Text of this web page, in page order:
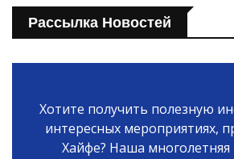
Рассылка Новостей
Хотите получить полезную
интересных мероприятиях,
Хайфе? Наша многолетняя